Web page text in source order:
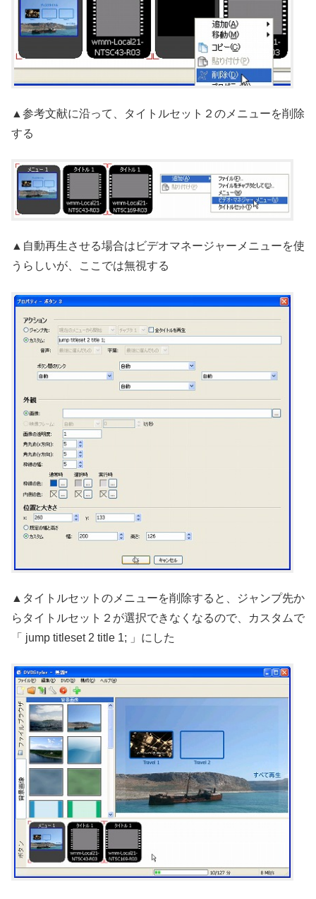
▲参考文献に沿って、タイトルセット２のメニューを削除
する
▲自動再生させる場合はビデオマネージャーメニューを使
うらしいが、ここでは無視する
▲タイトルセットのメニューを削除すると、ジャンプ先か
らタイトルセット２が選択できなくなるので、カスタムで
「 jump titleset 2 title 1; 」にした